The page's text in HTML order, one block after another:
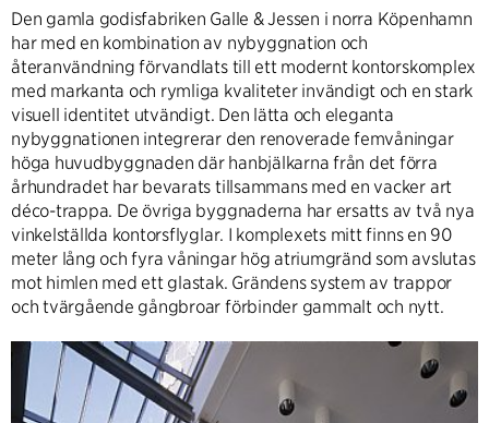
Den gamla godisfabriken Galle & Jessen i norra Köpenhamn
har med en kombination av nybyggnation och
återanvändning förvandlats till ett modernt kontorskomplex
med markanta och rymliga kvaliteter invändigt och en stark
visuell identitet utvändigt. Den lätta och eleganta
nybyggnationen integrerar den renoverade femvåningar
höga huvudbyggnaden där hanbjälkarna från det förra
århundradet har bevarats tillsammans med en vacker art
déco-trappa. De övriga byggnaderna har ersatts av två nya
vinkelställda kontorsflyglar. I komplexets mitt finns en 90
meter lång och fyra våningar hög atriumgränd som avslutas
mot himlen med ett glastak. Grändens system av trappor
och tvärgående gångbroar förbinder gammalt och nytt.